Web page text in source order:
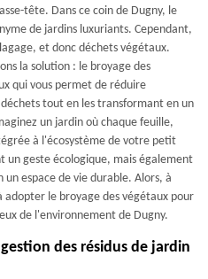
tête. Dans ce coin de Dugny, le
de jardins luxuriants. Cependant,
et donc déchets végétaux.
la solution : le broyage des
qui vous permet de réduire
tout en les transformant en un
un jardin où chaque feuille,
à l'écosystème de votre petit
un geste écologique, mais également
espace de vie durable. Alors, à
adopter le broyage des végétaux pour
de l'environnement de Dugny.
des résidus de jardin